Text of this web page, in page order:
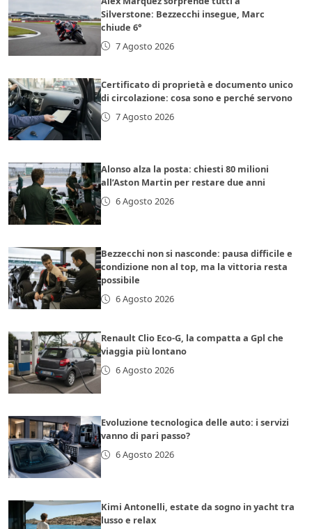
Silverstone: Bezzecchi insegue, Marc
chiude 6°
7 Agosto 2026
Certificato di proprietà e documento unico
di circolazione: cosa sono e perché servono
7 Agosto 2026
Alonso alza la posta: chiesti 80 milioni
all’Aston Martin per restare due anni
6 Agosto 2026
Bezzecchi non si nasconde: pausa difficile e
condizione non al top, ma la vittoria resta
possibile
6 Agosto 2026
Renault Clio Eco-G, la compatta a Gpl che
viaggia più lontano
6 Agosto 2026
Evoluzione tecnologica delle auto: i servizi
vanno di pari passo?
6 Agosto 2026
Kimi Antonelli, estate da sogno in yacht tra
lusso e relax